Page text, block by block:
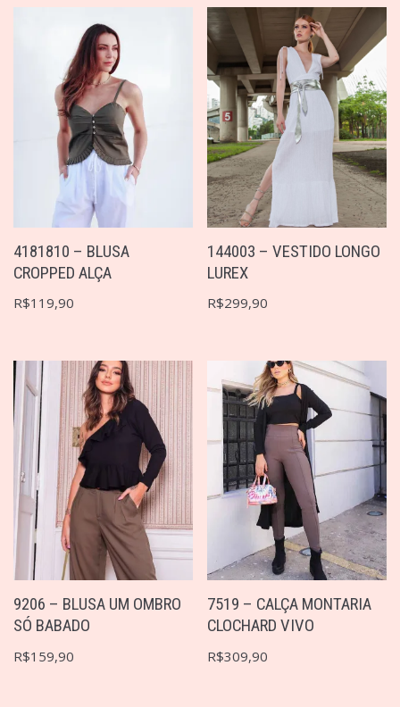
4181810 – BLUSA
CROPPED ALÇA
R$119,90
144003 – VESTIDO LONGO
LUREX
R$299,90
9206 – BLUSA UM OMBRO
SÓ BABADO
R$159,90
7519 – CALÇA MONTARIA
CLOCHARD VIVO
R$309,90